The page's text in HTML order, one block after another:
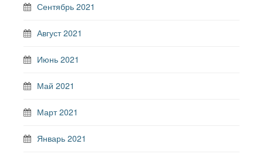
Сентябрь 2021
Август 2021
Июнь 2021
Май 2021
Март 2021
Январь 2021